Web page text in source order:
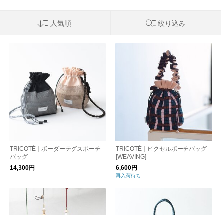
人気順 絞り込み
TRICOTÉ｜ボーダーテグスポーチ
バッグ
14,300円
TRICOTÉ｜ピクセルポーチバッグ
[WEAVING]
6,600円
再入荷待ち